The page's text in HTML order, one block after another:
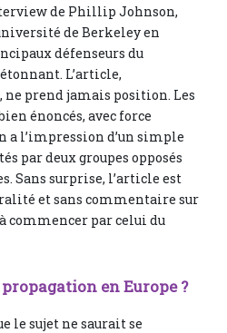
de Phillip Johnson,
de Berkeley en
défenseurs du
L’article,
prend jamais position. Les
énoncés, avec force
a l’impression d’un simple
par deux groupes opposés
Sans surprise, l’article est
et sans commentaire sur
commencer par celui du
en Europe ?
le sujet ne saurait se